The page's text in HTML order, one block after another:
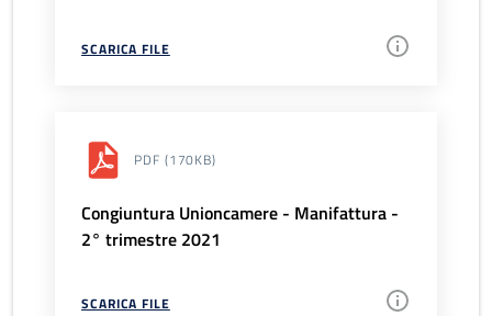
SCARICA FILE
PDF (170KB)
Congiuntura Unioncamere - Manifattura -
2° trimestre 2021
SCARICA FILE